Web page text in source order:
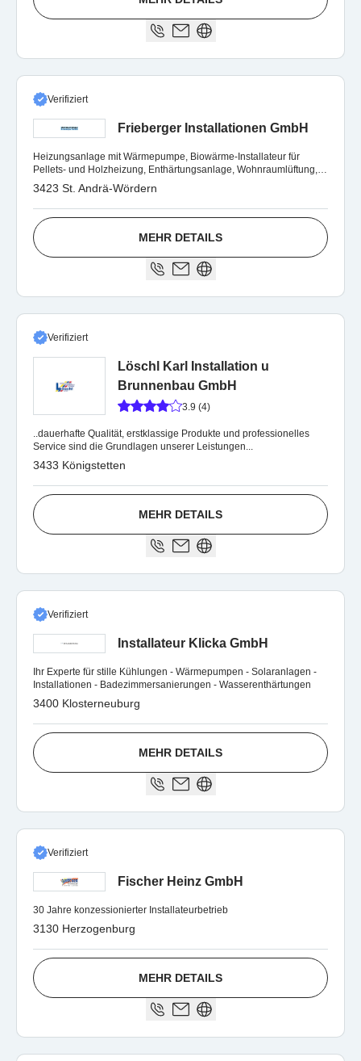
Verifiziert
Frieberger Installationen GmbH
Heizungsanlage mit Wärmepumpe, Biowärme-Installateur für
Pellets- und Holzheizung, Enthärtungsanlage, Wohnraumlüftung,
Gas- & Wasserinstallation
3423 St. Andrä-Wördern
MEHR DETAILS
Verifiziert
Löschl Karl Installation u
Brunnenbau GmbH
3.9 (4)
..dauerhafte Qualität, erstklassige Produkte und professionelles
Service sind die Grundlagen unserer Leistungen...
3433 Königstetten
MEHR DETAILS
Verifiziert
Installateur Klicka GmbH
Ihr Experte für stille Kühlungen - Wärmepumpen - Solaranlagen -
Installationen - Badezimmersanierungen - Wasserenthärtungen
3400 Klosterneuburg
MEHR DETAILS
Verifiziert
Fischer Heinz GmbH
30 Jahre konzessionierter Installateurbetrieb
3130 Herzogenburg
MEHR DETAILS